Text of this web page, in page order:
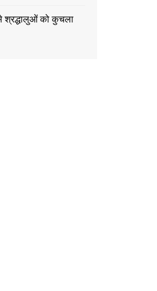
श्रद्धालुओं को कुचला